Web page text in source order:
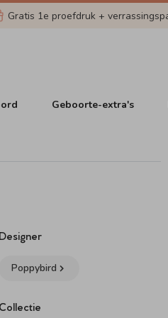
Gratis 1e proefdruk +
Geboorte-extra's
Designer
Poppybird
Collectie